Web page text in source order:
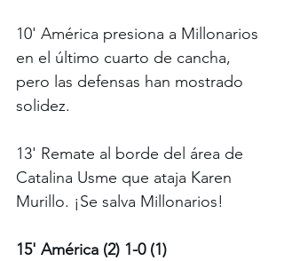
10' América presiona a Millonarios
en el último cuarto de cancha,
pero las defensas han mostrado
solidez.
13' Remate al borde del área de
Catalina Usme que ataja Karen
Murillo. ¡Se salva Millonarios!
15' América (2) 1-0 (1)